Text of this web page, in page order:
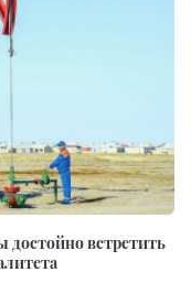
достойно встретить